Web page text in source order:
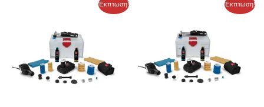
Έκπτωση!
1.196,60 €.
τρέχουσα
800,00 €.
Έκπτωση!
1.302,00 €.
τρέχουσα
είναι:
870,00 €.